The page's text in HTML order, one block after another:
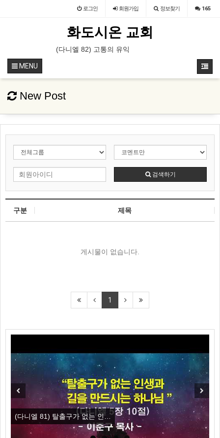
로그인 회원가입 정보찾기 165
화도시온 교회
(다니엘 82) 고통의 유익
MENU
New Post
검색하기
구분 제목
게시물이 없습니다.
1
(다니엘 81) 탈출구가 없는 인…
Next